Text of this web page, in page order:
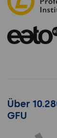
Über
GFU